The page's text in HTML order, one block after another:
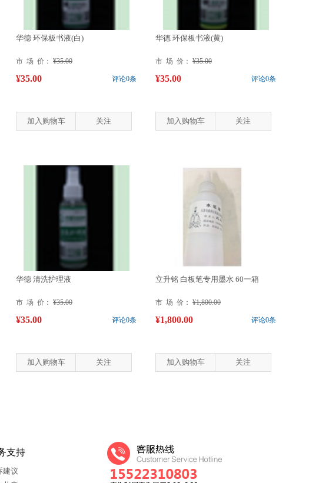
华德 环保板书液(白)
市 场 价： ¥35.00
评论0条
¥35.00
加入购物车 关注
华德 环保板书液(黄)
市 场 价： ¥35.00
评论0条
¥35.00
加入购物车 关注
华德 清洗护理液
市 场 价： ¥35.00
评论0条
¥35.00
加入购物车 关注
立升铭 白板笔专用墨水 60一箱
市 场 价： ¥1,800.00
评论0条
¥1,800.00
加入购物车 关注
支持
建议